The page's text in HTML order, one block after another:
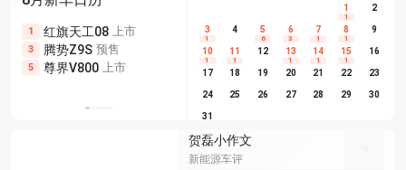
1 红旗天工08 上市
3 腾势Z9S 预售
5 尊界V800 上市
尊界V680 上市
享界G9 预售
别克至境L7 预售
埃安
长城H10
深蓝S05
1
1
2
3
1
4 5
6
6
3
7
1
8
1
9
10
1
11
1
12 13
1
14
1
15
1
16
17 18 19 20 21 22 23
24 25 26 27 28 29 30
31
贺磊小作文
新能源车评